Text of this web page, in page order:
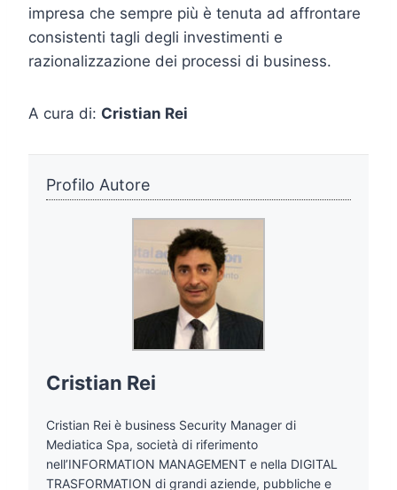
impresa che sempre più è tenuta ad affrontare
consistenti tagli degli investimenti e
razionalizzazione dei processi di business.
A cura di: Cristian Rei
Profilo Autore
Cristian Rei
Cristian Rei è business Security Manager di
Mediatica Spa, società di riferimento
nell’INFORMATION MANAGEMENT e nella DIGITAL
TRASFORMATION di grandi aziende, pubbliche e